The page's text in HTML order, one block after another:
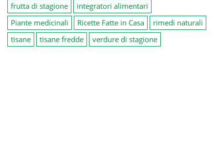
frutta di stagione
integratori alimentari
Piante medicinali
Ricette Fatte in Casa
rimedi naturali
tisane
tisane fredde verdure di stagione